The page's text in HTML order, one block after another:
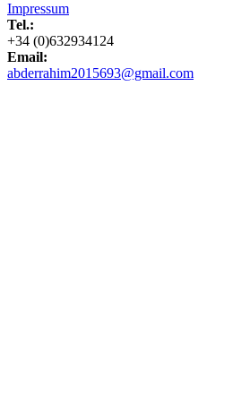
Impressum
Tel.:
+34 (0)632934124
Email:
abderrahim2015693@gmail.com